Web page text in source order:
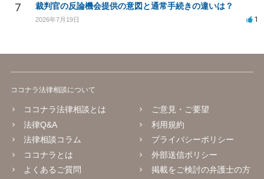
7 裁判官の反論機会提供の意図と通常手続きの違いは？
2026年7月19日 1
ココナラ法律相談について
ココナラ法律相談とは
法律Q&A
法律相談コラム
ココナラとは
よくあるご質問
ご意見・ご要望
利用規約
プライバシーポリシー
外部送信ポリシー
掲載をご検討の弁護士の方